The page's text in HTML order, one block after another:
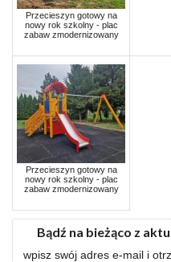
Przecieszyn gotowy na
nowy rok szkolny - plac
zabaw zmodernizowany
Przecieszyn gotowy na
nowy rok szkolny - plac
zabaw zmodernizowany
Bądź na bieżąco z
wpisz swój adres e-mail i